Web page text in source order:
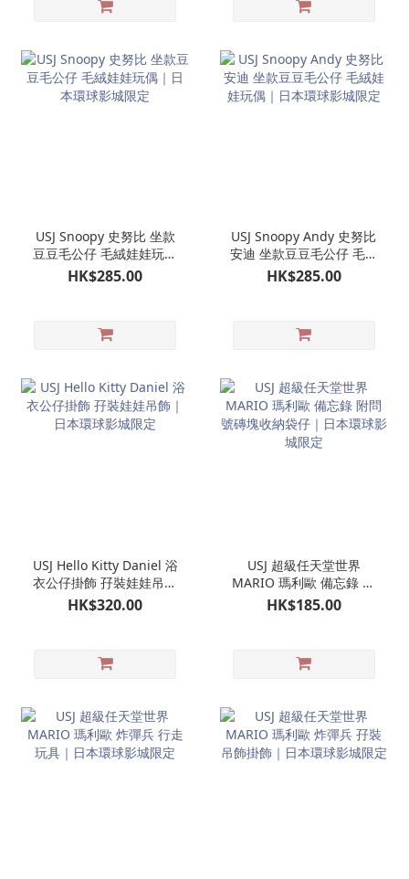
USJ Snoopy 史努比 坐款
豆豆毛公仔 毛絨娃娃玩偶
｜日本環球影城限定
HK$285.00
USJ Snoopy Andy 史努比
安迪 坐款豆豆毛公仔 毛絨
娃娃玩偶｜日本環球影城
HK$285.00
USJ Hello Kitty Daniel 浴
衣公仔掛飾 孖裝娃娃吊飾
｜日本環球影城限定
HK$320.00
USJ 超級任天堂世界
MARIO 瑪利歐 備忘錄 附
問號磚塊收納袋仔｜日本
環球影城限定
HK$185.00